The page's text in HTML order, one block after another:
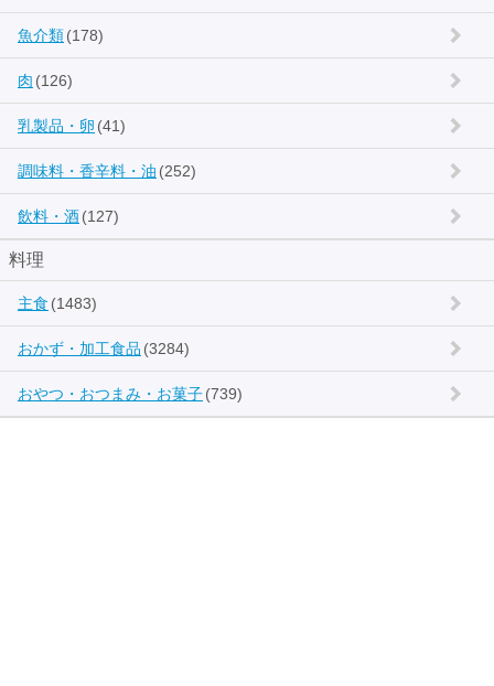
魚介類(178)
肉 (126)
乳製品・卵 (41)
調味料・香辛料・油 (252)
飲料・酒(127)
料理
主食 (1483)
おかず・加工食品 (3284)
おやつ・おつまみ・お菓子(739)